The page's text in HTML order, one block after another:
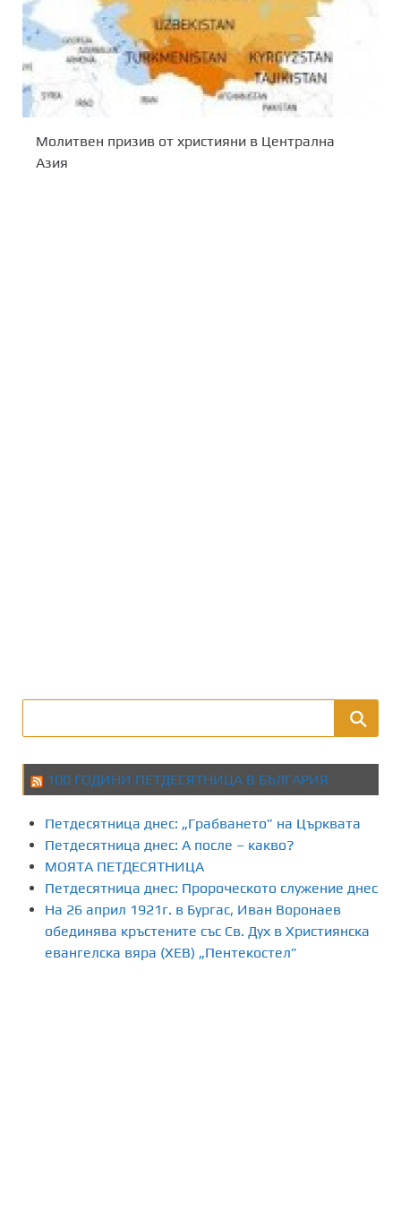
Молитвен призив от християни в Централна
Азия
100 ГОДИНИ ПЕТДЕСЯТНИЦА В БЪЛГАРИЯ
Петдесятница днес: „Грабването” на Църквата
Петдесятница днес: А после – какво?
МОЯТА ПЕТДЕСЯТНИЦА
Петдесятница днес: Пророческото служение днес
На 26 април 1921г. в Бургас, Иван Воронаев
обединява кръстените със Св. Дух в Християнска
евангелска вяра (ХЕВ) „Пентекостел”